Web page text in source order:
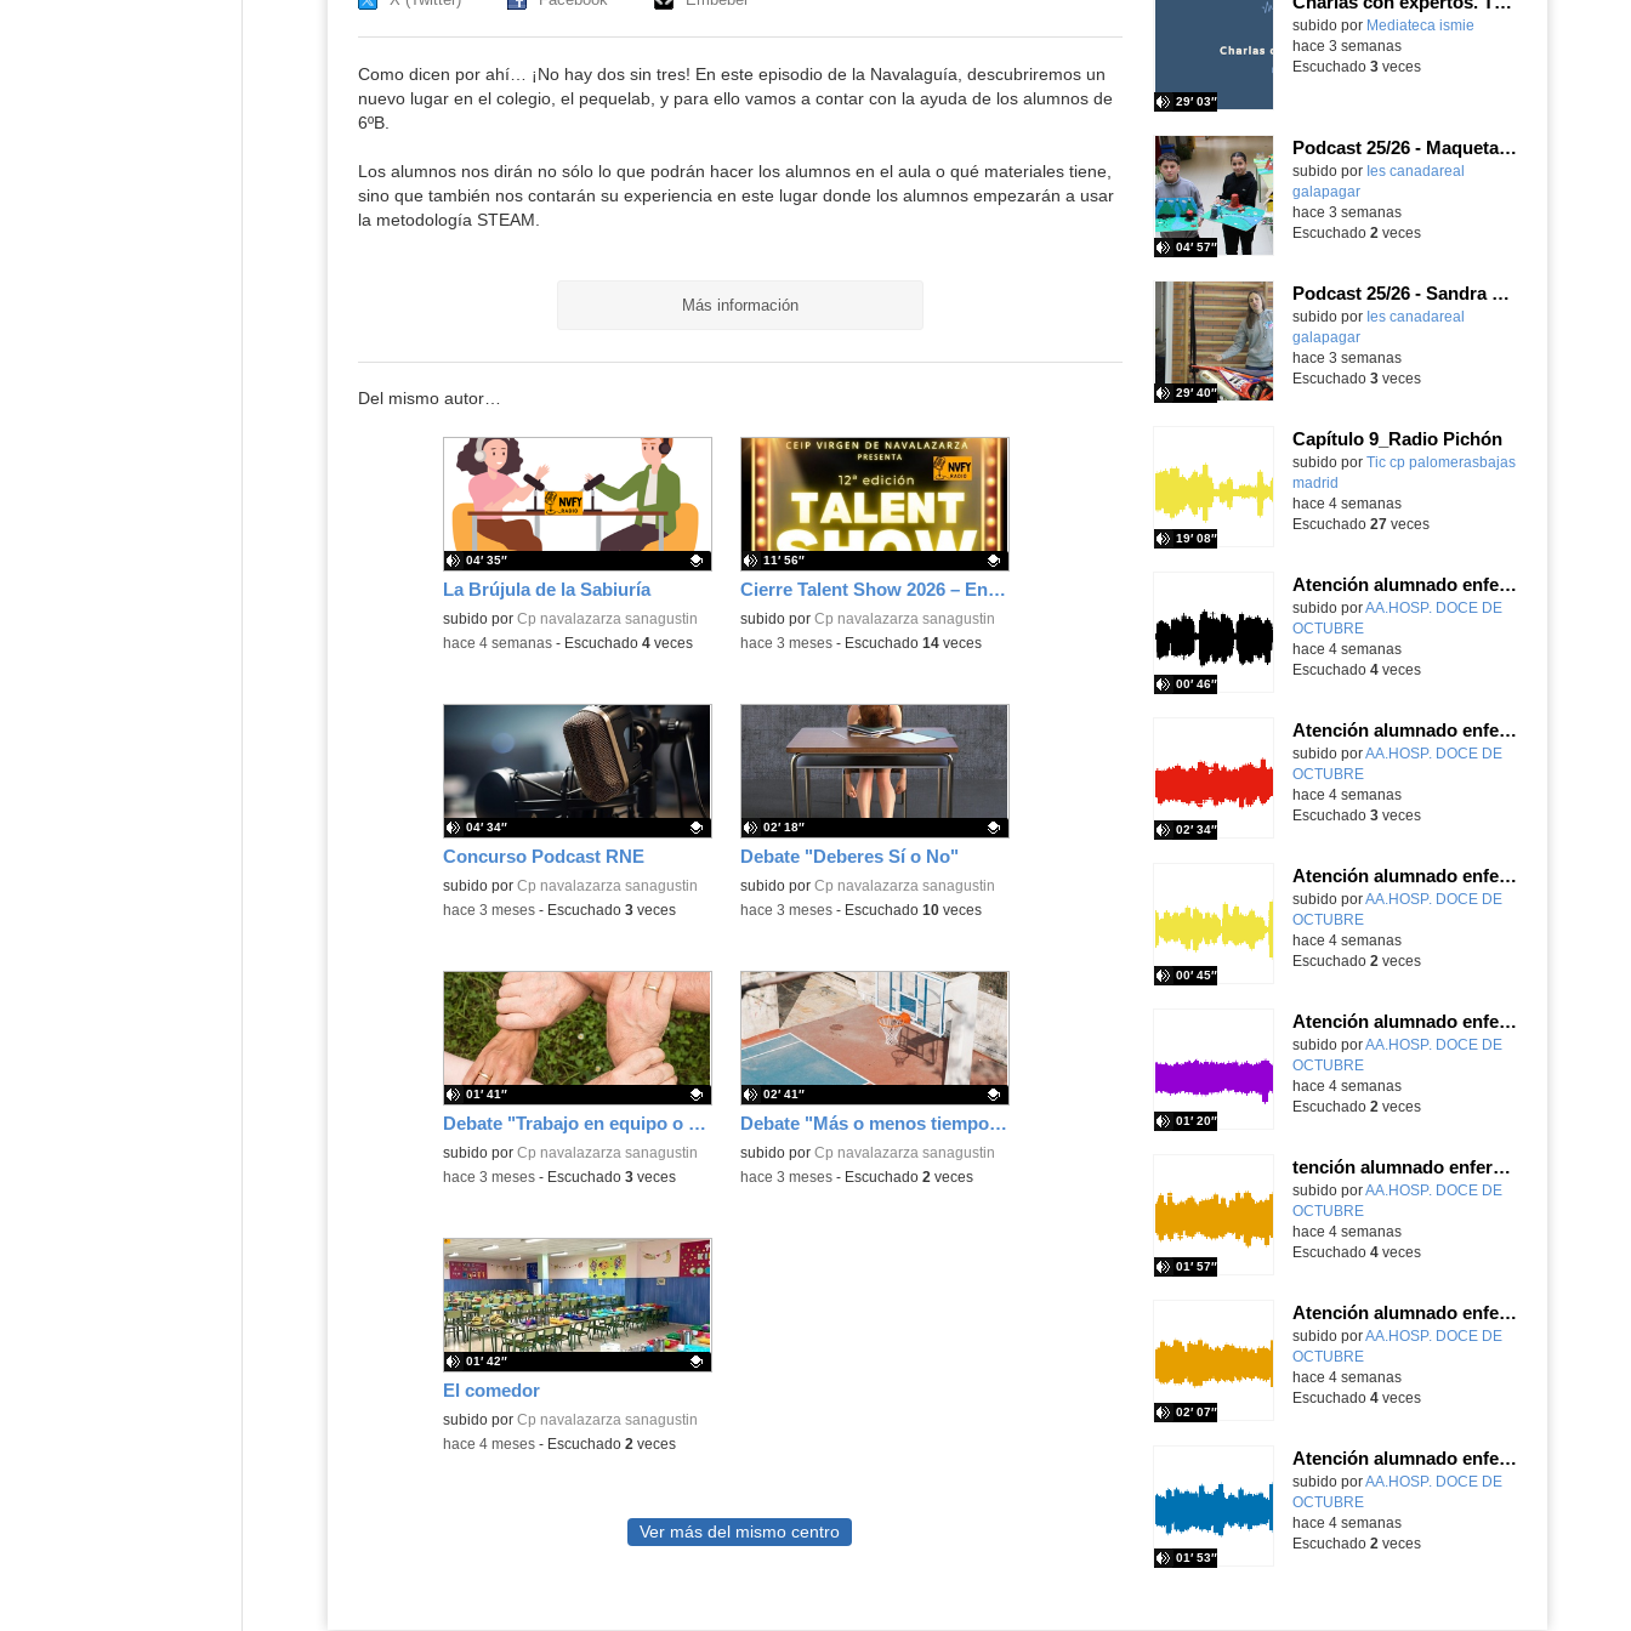
Como dicen por ahí… ¡No hay dos sin tres! En este episodio de la Navalaguía, descubriremos un
nuevo lugar en el colegio, el pequelab, y para ello vamos a contar con la ayuda de los alumnos de
6ºB.
Los alumnos nos dirán no sólo lo que podrán hacer los alumnos en el aula o qué materiales tiene,
sino que también nos contarán su experiencia en este lugar donde los alumnos empezarán a usar
la metodología STEAM.
Más información
Del mismo autor…
La Brújula de la Sabiuría
Contenido educativo.
subido por Cp navalazarza sanagustin
04′ 35″
-hace 4 semanas- Escuchado 4veces
Cierre Talent Show 2026 – Entrevista final
Contenido educativo.
subido por Cp navalazarza sanagustin
11′ 56″
-hace 3 meses- Escuchado 14veces
Concurso Podcast RNE
Contenido educativo.
subido por Cp navalazarza sanagustin
04′ 34″
-hace 3 meses- Escuchado 3veces
Debate "Deberes Sí o No"
Contenido educativo.
subido por Cp navalazarza sanagustin
02′ 18″
-hace 3 meses- Escuchado 10veces
Debate "Trabajo en equipo o individual"
Contenido educativo.
subido por Cp navalazarza sanagustin
01′ 41″
-hace 3 meses- Escuchado 3veces
Debate "Más o menos tiempo de patio"
Contenido educativo.
subido por Cp navalazarza sanagustin
02′ 41″
-hace 3 meses- Escuchado 2 veces
El comedor
Contenido educativo.
subido por Cp navalazarza sanagustin
01′ 42″
-hace 4 meses- Escuchado 2 veces
Ver más del mismo centro
subido por Mediateca ismie
29′ 03″
hace 3 semanas
Escuchado 3veces
Podcast 25/26 - Maquetas sobre el feudalismo
subido por Ies canadareal
galapagar
04′ 57″
-
hace 3 semanas
Escuchado 2 veces
Podcast 25/26 - Sandra Gómez, campeona de Enduro
subido por Ies canadareal
galapagar
29′ 40″
-
hace 3 semanas
Escuchado 3veces
Capítulo 9_Radio Pichón
Contenido educativo.
subido por Tic cp palomerasbajas
madrid
19′ 08″
hace 4 semanas
Escuchado 27veces
Atención alumnado enfermo. SAED primaria. José Nesh-Nash García
Contenido educativo.
subido porAA.HOSP. DOCE DE
OCTUBRE
00′ 46″
-
hace 4 semanas
Escuchado 4veces
Atención alumnado enfermo. Aula dentro del hospital. Sara Martín Fernández.
Contenido educativo.
subido porAA.HOSP. DOCE DE
OCTUBRE
02′ 34″
-
hace 4 semanas
Escuchado 3veces
Atención alumnado enfermo. Aula dentro del hospital. Rosa María Poza Hervás
Contenido educativo.
subido porAA.HOSP. DOCE DE
OCTUBRE
00′ 45″
-
hace 4 semanas
Escuchado 2 veces
Atención alumnado enfermo. SAED secundaria. Charo Villamariz Cid.
Contenido educativo.
subido porAA.HOSP. DOCE DE
OCTUBRE
01′ 20″
-
hace 4 semanas
Escuchado 2 veces
tención alumnado enfermo. Hospitalización Psiquiátrica. María del Carmen Sanz Segura
Contenido educativo.
subido porAA.HOSP. DOCE DE
OCTUBRE
01′ 57″
-
hace 4 semanas
Escuchado 4veces
Atención alumnado enfermo. Hospitalización Psiquiátrica. Miguel Ángel Baena Recio
Contenido educativo.
subido porAA.HOSP. DOCE DE
OCTUBRE
02′ 07″
-
hace 4 semanas
Escuchado 4veces
Atención alumnado enfermo. Aula dentro del hospital. Laura Gómez-Pardo Gayete
Contenido educativo.
subido porAA.HOSP. DOCE DE
OCTUBRE
01′ 53″
-
hace 4 semanas
Escuchado 2 veces